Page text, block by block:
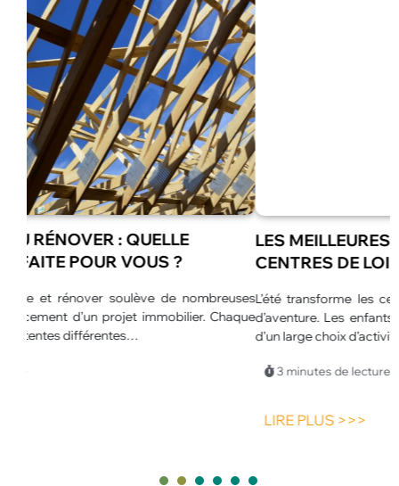
LES MEILLEURES ANIMATIONS POUR
CENTRES DE LOISIRS EN ÉTÉ
L’été transforme les centres de loisirs en véritables espaces
d’aventure. Les enfants profitent de journées plus longues et
d’un large choix d’activités.…